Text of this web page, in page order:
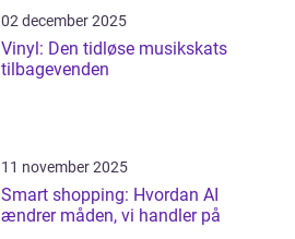
02 december 2025
Vinyl: Den tidløse musikskats
tilbagevenden
11 november 2025
Smart shopping: Hvordan AI
ændrer måden, vi handler på